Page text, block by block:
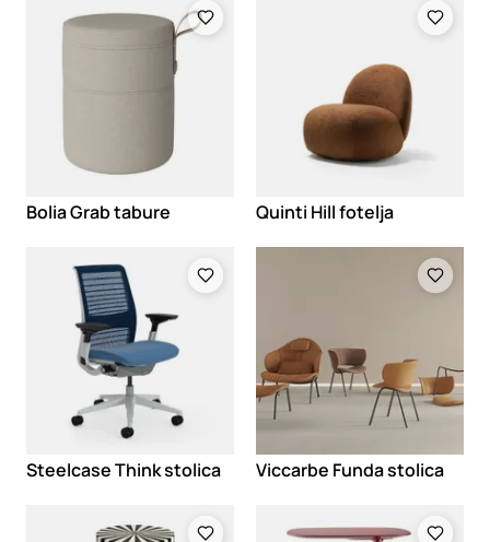
Bolia Grab tabure
Quinti Hill fotelja
Loading
Steelcase Think stolica
Viccarbe Funda stolica